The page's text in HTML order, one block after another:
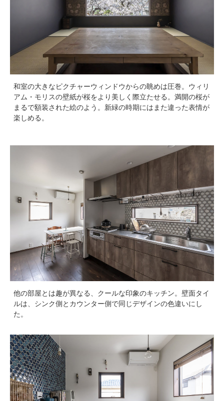
和室の大きなピクチャーウィンドウからの眺めは圧巻。ウィリ
アム・モリスの壁紙が桜をより美しく際立たせる。満開の桜が
まるで額装された絵のよう。新緑の時期にはまた違った表情が
楽しめる。
他の部屋とは趣が異なる、クールな印象のキッチン。壁面タイ
ルは、シンク側とカウンター側で同じデザインの色違いにし
た。